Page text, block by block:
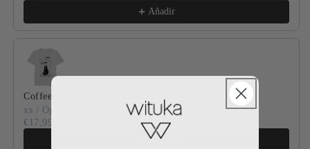
Añadir
Coffee cat club
xs / Opal
€17,99
Añadir